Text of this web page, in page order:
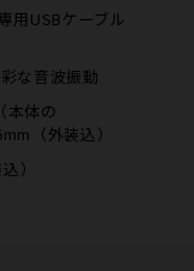
用USBケーブル
な音波振動
体の
（外装込）
）